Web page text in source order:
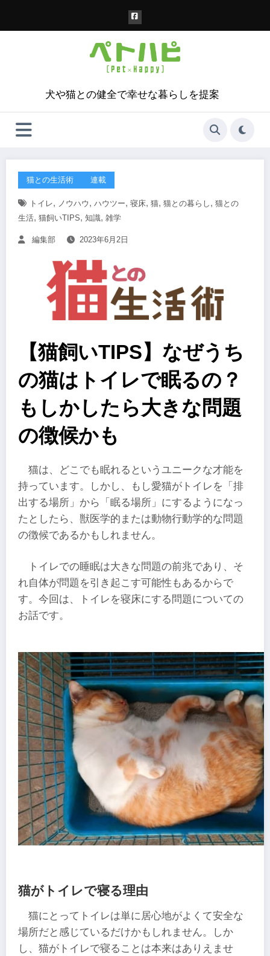
犬や猫との健全で幸せな暮らしを提案
猫との生活術 連載
トイレ, ノウハウ , ハウツー, 寝床, 猫, 猫との暮らし , 猫との
生活, 猫飼いTIPS, 知識, 雑学
編集部 2023年6月2日
【猫飼いTIPS】なぜうち
の猫はトイレで眠るの？
もしかしたら大きな問題
の徴候かも
猫は、どこでも眠れるというユニークな才能を
持っています。しかし、もし愛猫がトイレを「排
出する場所」から「眠る場所」にするようになっ
たとしたら、獣医学的または動物行動学的な問題
の徴候であるかもしれません。
トイレでの睡眠は大きな問題の前兆であり、そ
れ自体が問題を引き起こす可能性もあるからで
す。今回は、トイレを寝床にする問題についての
お話です。
猫がトイレで寝る理由
猫にとってトイレは単に居心地がよくて安全な
場所だと感じているだけかもしれません。しか
し、猫がトイレで寝ることは本来はありえませ